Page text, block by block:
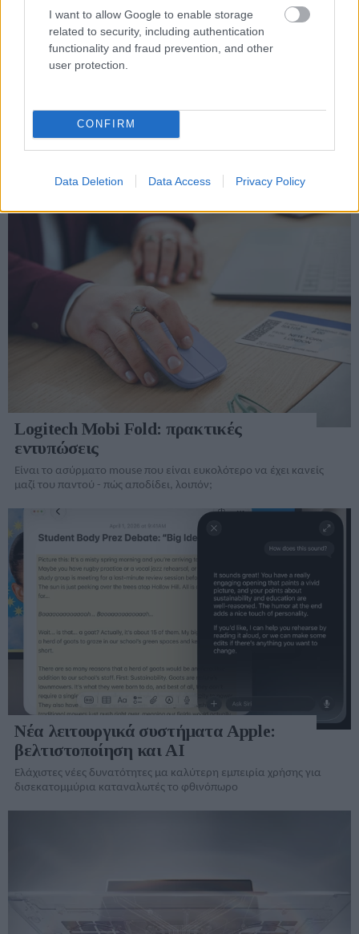
I want to allow Google to enable storage
related to security, including authentication
functionality and fraud prevention, and other
user protection.
CONFIRM
Data Deletion Data Access Privacy Policy
ΘΕΜΑΤΑ / ΣΧΟΛΙΑ
Logitech Mobi Fold: πρακτικές
εντυπώσεις
Είναι το ασύρματο mouse που είναι ευκολότερο να έχει κανείς
μαζί του παντού - πώς αποδίδει, λοιπόν;
Νέα λειτουργικά συστήματα Apple:
βελτιστοποίηση και AI
Ελάχιστες νέες δυνατότητες μα καλύτερη εμπειρία χρήσης για
δισεκατομμύρια καταναλωτές το φθινόπωρο